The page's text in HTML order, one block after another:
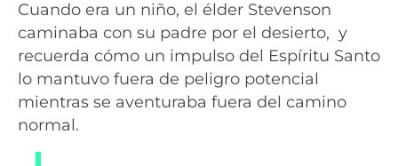
Cuando era un niño, el élder Stevenson
caminaba con su padre por el desierto, y
recuerda cómo un impulso del Espíritu Santo
lo mantuvo fuera de peligro potencial
mientras se aventuraba fuera del camino
normal.